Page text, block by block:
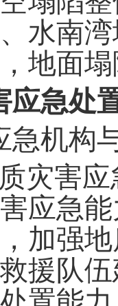
水南
地面
应急处
急机构
灾害
应急
加强
援队